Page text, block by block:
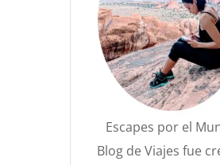
Escapes por el
Blog de Viajes fue